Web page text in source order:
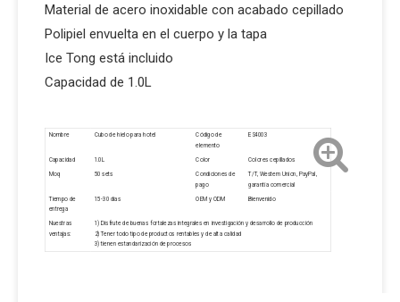
Material de acero inoxidable con acabado cepillado
Polipiel envuelta en el cuerpo y la tapa
Ice Tong está incluido
Capacidad de 1.0L
Nombre Cubo de hielo para hotel
Código de
elemento
ES4003
Capacidad 1.0L Color Colores cepillados
Moq 50 sets Condiciones de
pago
T/T, Western Union, PayPal,
garantía comercial
Tiempo de
entrega
15-30 días OEM y ODM Bienvenido
Nuestras
ventajas:
1) Disfrute de buenas fortalezas integrales en investigación y desarrollo de producción
2) Tener todo tipo de productos rentables y de alta calidad
3) tienen estandarización de procesos